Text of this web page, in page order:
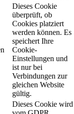
Dieses Cookie
überprüft, ob
Cookies platziert
werden können. Es
speichert Ihre
Cookie-
Einstellungen und
ist nur bei
Verbindungen zur
gleichen Website
gültig.
Dieses Cookie wird